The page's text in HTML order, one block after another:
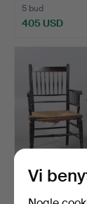
5 bud
405 USD
LÆNESTOLE
Vi